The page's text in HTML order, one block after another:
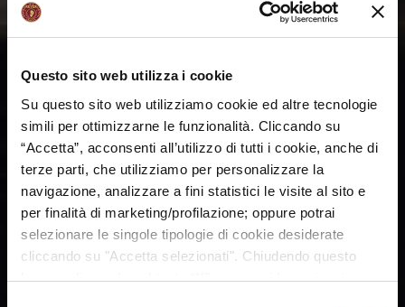
Questo sito web utilizza i cookie
Su questo sito web utilizziamo cookie ed altre tecnologie
simili per ottimizzarne le funzionalità. Cliccando su
“Accetta”, acconsenti all’utilizzo di tutti i cookie, anche di
terze parti, che utilizziamo per personalizzare la
navigazione, analizzare a fini statistici le visite al sito e
per finalità di marketing/profilazione; oppure potrai
selezionare le singole tipologie di cookie desiderate
cliccando su "Accetta selezionati". Chiudendo questo
banner cliccando sul tasto “X”, prosegui la navigazione e